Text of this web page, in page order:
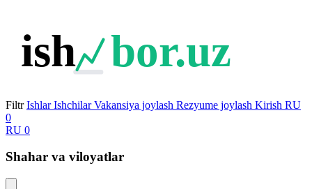
ish bor.uz
Filtr Ishlar Ishchilar Vakansiya joylash Rezyume joylash Kirish RU
0
RU 0
Shahar va viloyatlar